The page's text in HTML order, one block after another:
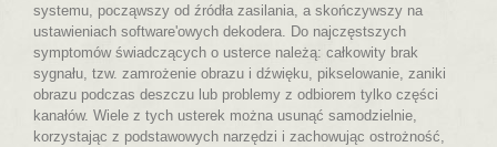
systemu, począwszy od źródła zasilania, a skończywszy na
ustawieniach software'owych dekodera. Do najczęstszych
symptomów świadczących o usterce należą: całkowity brak
sygnału, tzw. zamrożenie obrazu i dźwięku, pikselowanie, zaniki
obrazu podczas deszczu lub problemy z odbiorem tylko części
kanałów. Wiele z tych usterek można usunąć samodzielnie,
korzystając z podstawowych narzędzi i zachowując ostrożność,